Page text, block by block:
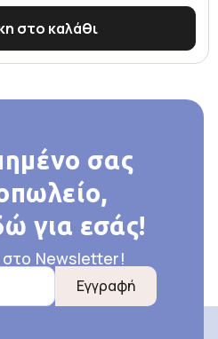
στο καλάθι
σας
για εσάς!
στο Newsletter!
Εγγραφή